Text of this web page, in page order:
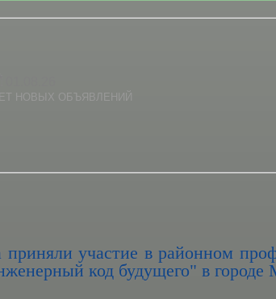
НОВЫХ ОБЪЯВЛЕНИЙ
приняли участие в районном
код будущего" в городе